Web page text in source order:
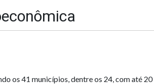
os 41 municípios, dentre os 24, com até